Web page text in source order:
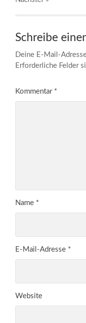
Schreibe
Deine E-Mail-
Erforderliche Felder
Kommentar *
Name *
E-Mail-Adresse *
Website